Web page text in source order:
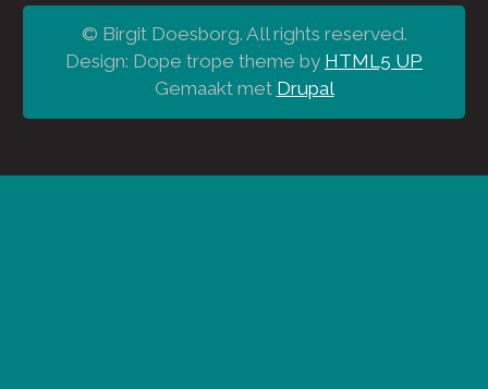
© Birgit Doesborg. All rights reserved.
Design: Dope trope theme by HTML5 UP
Gemaakt met Drupal